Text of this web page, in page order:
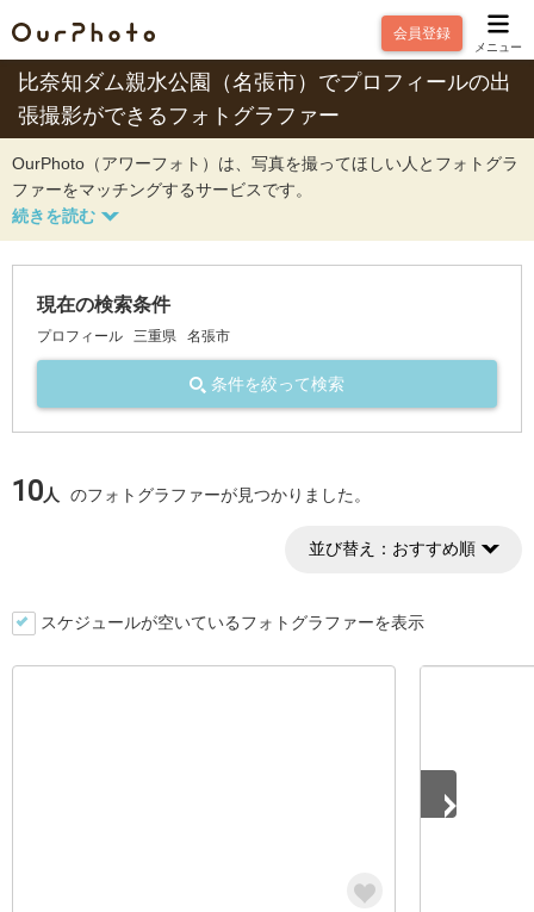
会員登録
メニュー
比奈知ダム親水公園（名張市）でプロフィールの出
張撮影ができるフォトグラファー
OurPhoto（アワーフォト）は、写真を撮ってほしい人とフォトグラ
ファーをマッチングするサービスです。
現在の検索条件
プロフィール 三重県 名張市
条件を絞って検索
10人 のフォトグラファーが見つかりました。
並び替え： おすすめ順
スケジュールが空いているフォトグラファーを表示